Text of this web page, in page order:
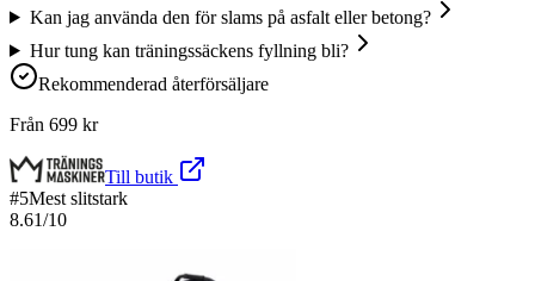
Kan jag använda den för slams på asfalt eller betong?
Hur tung kan träningssäckens fyllning bli?
Rekommenderad återförsäljare
Från 699 kr
Till butik
#5Mest slitstark
8.61/10